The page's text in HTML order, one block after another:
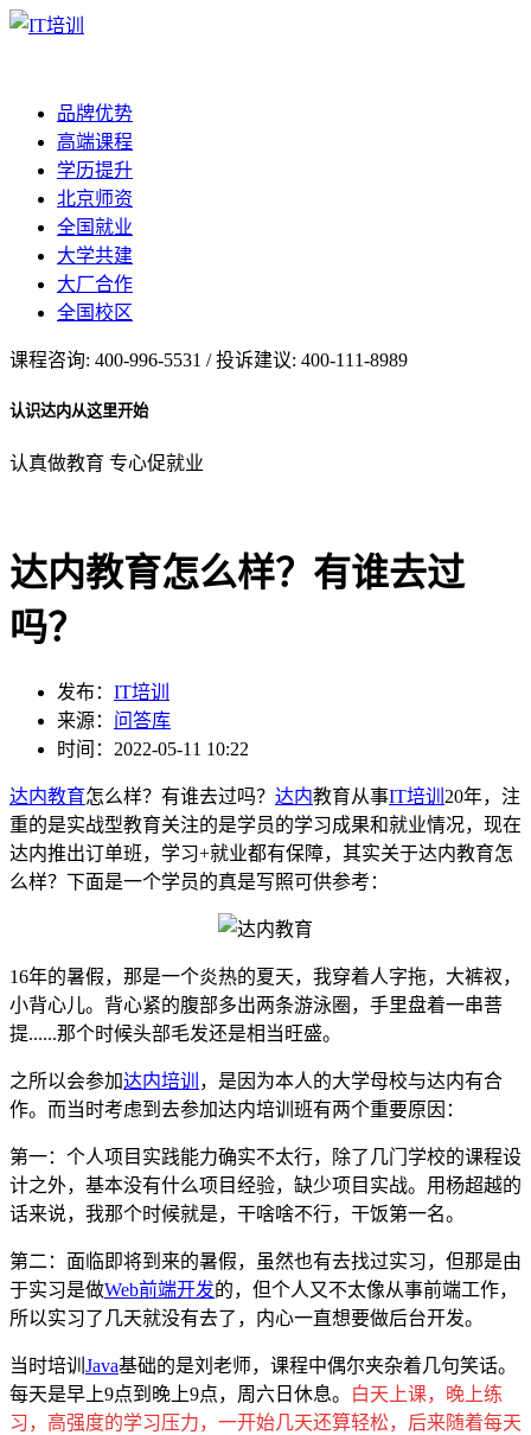
品牌优势
高端课程
学历提升
北京师资
全国就业
大学共建
大厂合作
全国校区
课程咨询: 400-996-5531 / 投诉建议: 400-111-8989
认识达内从这里开始
认真做教育 专心促就业
达内教育怎么样？有谁去过
吗？
发布： IT培训
来源： 问答库
时间：2022-05-11 10:22
达内教育怎么样？有谁去过吗？ 达内教育从事IT培训 20年，注
重的是实战型教育关注的是学员的学习成果和就业情况，现在
达内推出订单班，学习+就业都有保障，其实关于达内教育怎
么样？下面是一个学员的真是写照可供参考：
16年的暑假，那是一个炎热的夏天，我穿着人字拖，大裤衩，
小背心儿。背心紧的腹部多出两条游泳圈，手里盘着一串菩
提......那个时候头部毛发还是相当旺盛。
之所以会参加达内培训 ，是因为本人的大学母校与达内有合
作。而当时考虑到去参加达内培训班有两个重要原因：
第一：个人项目实践能力确实不太行，除了几门学校的课程设
计之外，基本没有什么项目经验，缺少项目实战。用杨超越的
话来说，我那个时候就是，干啥啥不行，干饭第一名。
第二：面临即将到来的暑假，虽然也有去找过实习，但那是由
于实习是做Web前端开发的，但个人又不太像从事前端工作，
所以实习了几天就没有去了，内心一直想要做后台开发。
当时培训 Java基础的是刘老师，课程中偶尔夹杂着几句笑话。
每天是早上9点到晚上9点，周六日休息。
白天上课，晚上练
习，高强度的学习压力，一开始几天还算轻松，后来随着每天